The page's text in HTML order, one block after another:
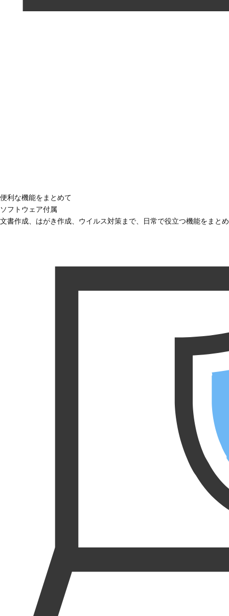
便利な機能をまとめて
ソフトウェア付属
文書作成、はがき作成、ウイルス対策まで、日常で役立つ機能をまと